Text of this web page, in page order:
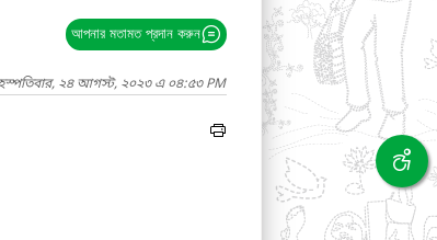
আপনার মতামত প্রদান করুন
২৪ আগস্ট, ২০২৩ এ ০৪:৫৩ PM